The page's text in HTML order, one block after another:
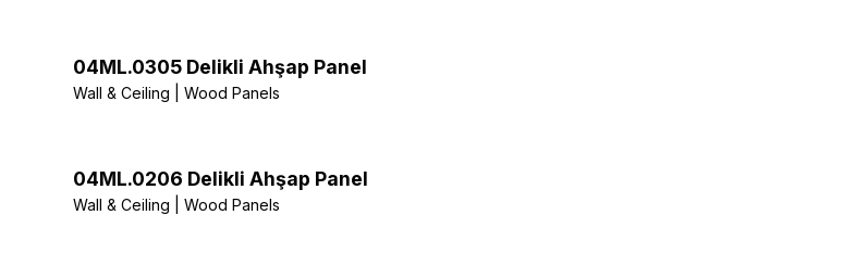
04ML.0305 Delikli Ahşap Panel
Wall & Ceiling | Wood Panels
04ML.0206 Delikli Ahşap Panel
Wall & Ceiling | Wood Panels